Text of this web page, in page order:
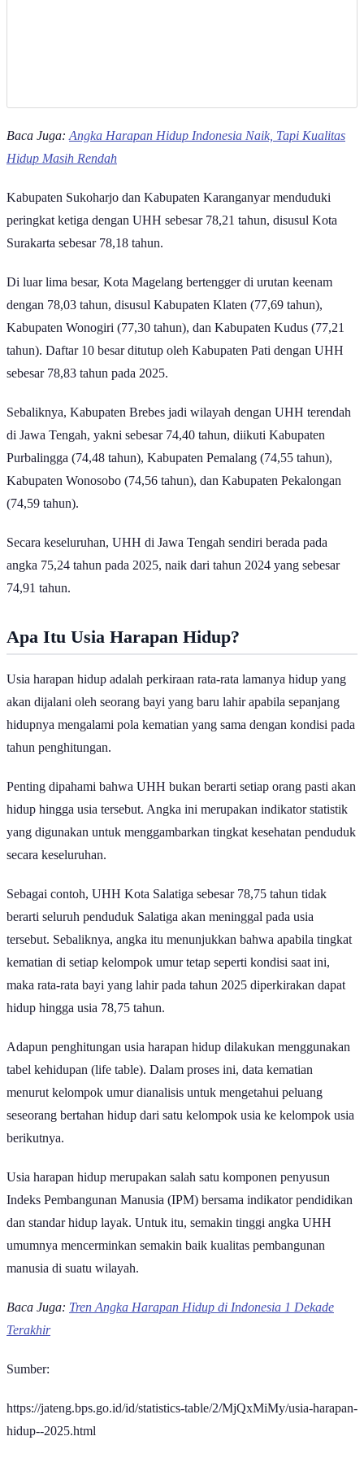
Baca Juga: Angka Harapan Hidup Indonesia Naik, Tapi Kualitas
Hidup Masih Rendah
Kabupaten Sukoharjo dan Kabupaten Karanganyar menduduki
peringkat ketiga dengan UHH sebesar 78,21 tahun, disusul Kota
Surakarta sebesar 78,18 tahun.
Di luar lima besar, Kota Magelang bertengger di urutan keenam
dengan 78,03 tahun, disusul Kabupaten Klaten (77,69 tahun),
Kabupaten Wonogiri (77,30 tahun), dan Kabupaten Kudus (77,21
tahun). Daftar 10 besar ditutup oleh Kabupaten Pati dengan UHH
Sebaliknya, Kabupaten Brebes jadi wilayah dengan UHH terendah
di Jawa Tengah, yakni sebesar 74,40 tahun, diikuti Kabupaten
Purbalingga (74,48 tahun), Kabupaten Pemalang (74,55 tahun),
Kabupaten Wonosobo (74,56 tahun), dan Kabupaten Pekalongan
(74,59 tahun).
Secara keseluruhan, UHH di Jawa Tengah sendiri berada pada
angka 75,24 tahun pada 2025, naik dari tahun 2024 yang sebesar
74,91 tahun.
Apa Itu Usia Harapan Hidup?
Usia harapan hidup adalah perkiraan rata-rata lamanya hidup yang
akan dijalani oleh seorang bayi yang baru lahir apabila sepanjang
hidupnya mengalami pola kematian yang sama dengan kondisi pada
tahun penghitungan.
hidup hingga usia tersebut. Angka ini merupakan indikator statistik
yang digunakan untuk menggambarkan tingkat kesehatan penduduk
berarti seluruh penduduk Salatiga akan meninggal pada usia
tersebut. Sebaliknya, angka itu menunjukkan bahwa apabila tingkat